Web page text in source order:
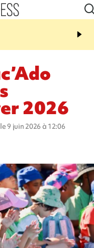
19:21
CONTRÔLES
end, 109 infractions
2026
9 juin 2026 à 12:06